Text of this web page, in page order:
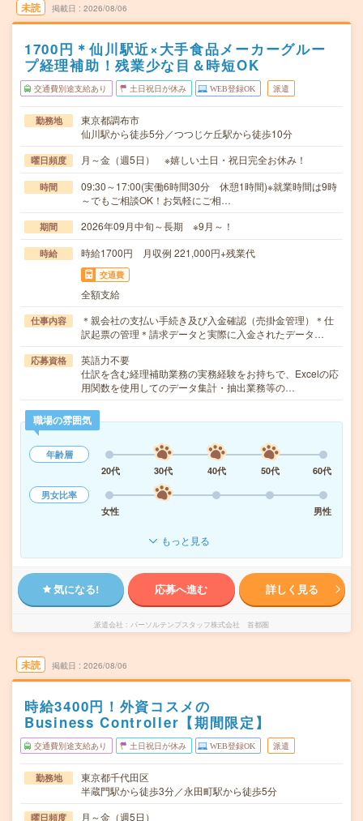
未読 掲載日 2026/08/06
1700円＊仙川駅近×大手食品メーカーグルー
プ経理補助！残業少な目＆時短OK
交通費別途支給あり 土日祝日が休み WEB登録OK 派遣
勤務地
東京都調布市
仙川駅から徒歩5分／つつじケ丘駅から徒歩10分
曜日頻度 月～金（週5日） ※嬉しい土日・祝日完全お休み！
時間
09:30～17:00(実働6時間30分 休憩1時間)※就業時間は9時
～でもご相談OK！お気軽にご相…
期間 2026年09月中旬～長期 ※9月～！
時給 時給1700円 月収例 221,000円+残業代
交通費
全額支給
仕事内容
＊親会社の支払い手続き及び入金確認（売掛金管理）＊仕
訳起票の管理＊請求データと実際に入金されたデータ…
応募資格
英語力不要
仕訳を含む経理補助業務の実務経験をお持ちで、Excelの応
用関数を使用してのデータ集計・抽出業務等の…
職場の雰囲気
年齢層
20代
30代 40代 50代
60代
男女比率
女性
男性
もっと見る
気になる! 応募へ進む 詳しく見る
派遣会社 パーソルテンプスタッフ株式会社 首都圏
未読 掲載日 2026/08/06
時給3400円！外資コスメの
Business Controller【期間限定】
交通費別途支給あり 土日祝日が休み WEB登録OK 派遣
勤務地
東京都千代田区
半蔵門駅から徒歩3分／永田町駅から徒歩5分
曜日頻度 月～金（週5日）